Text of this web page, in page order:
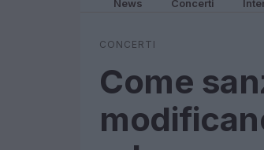
News Concerti
CONCERTI
Come